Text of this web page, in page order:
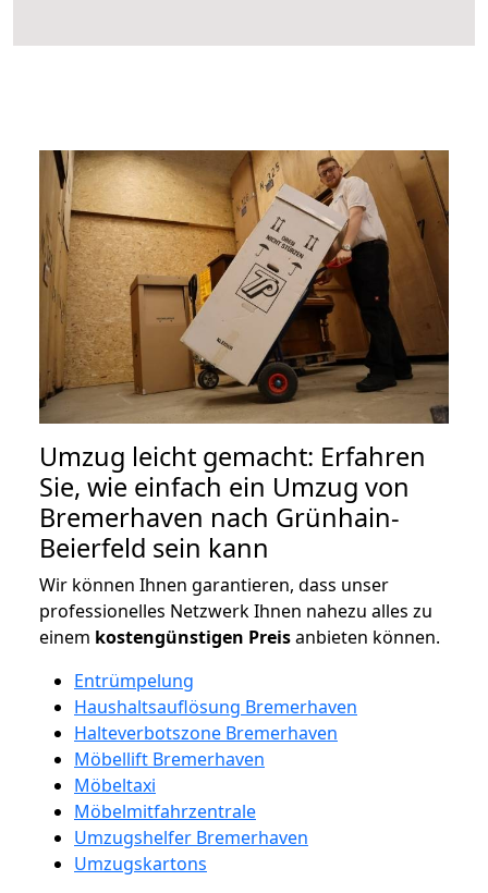
Umzug leicht gemacht: Erfahren
Sie, wie einfach ein Umzug von
Bremerhaven nach Grünhain-
Beierfeld sein kann
Wir können Ihnen garantieren, dass unser
professionelles Netzwerk Ihnen nahezu alles zu
einem kostengünstigen Preisanbieten können.
Entrümpelung
Haushaltsauflösung Bremerhaven
Halteverbotszone Bremerhaven
Möbellift Bremerhaven
Möbeltaxi
Möbelmitfahrzentrale
Umzugshelfer Bremerhaven
Umzugskartons